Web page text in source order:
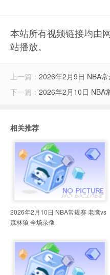
本站所有视频链接均由
站播放。
上一篇： 2026年2月9日 NBA
下一篇： 2026年2月10日 NBA
相关推荐
2026年2月10日 NBA常规赛 老鹰vs
森林狼 全场录像